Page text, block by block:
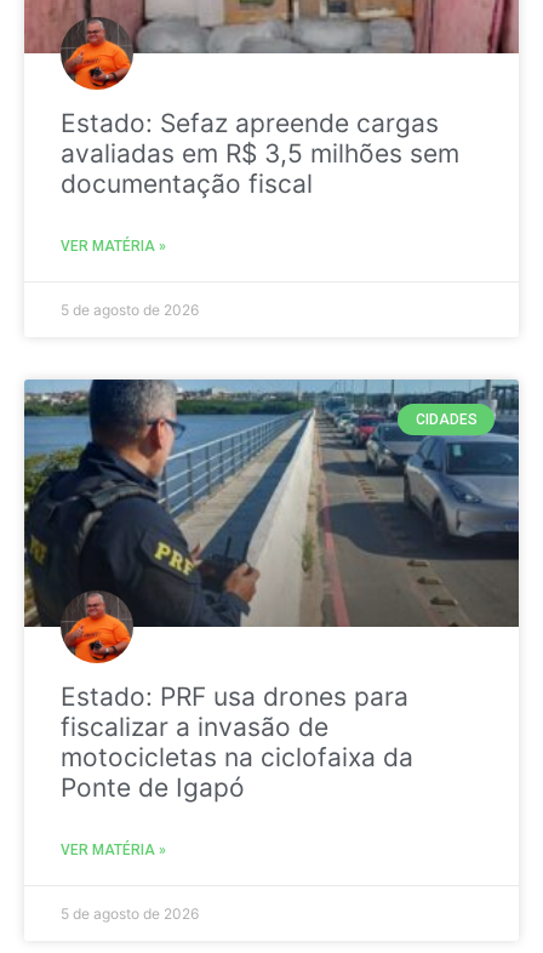
Estado: Sefaz apreende cargas
avaliadas em R$ 3,5 milhões sem
documentação fiscal
VER MATÉRIA »
5 de agosto de 2026
CIDADES
Estado: PRF usa drones para
fiscalizar a invasão de
motocicletas na ciclofaixa da
Ponte de Igapó
VER MATÉRIA »
5 de agosto de 2026